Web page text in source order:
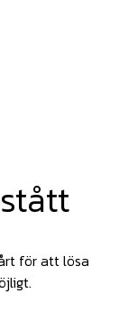
för att lösa